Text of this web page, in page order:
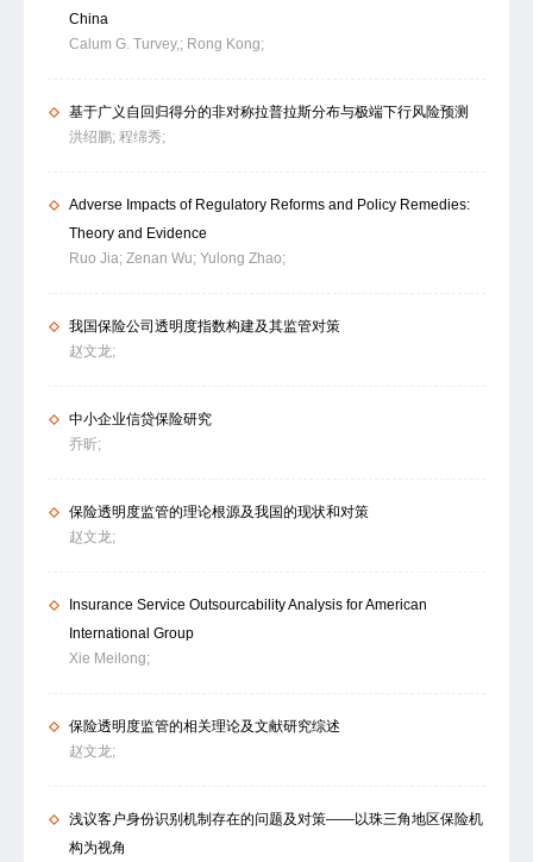
China
Calum G. Turvey,; Rong Kong;
基于广义自回归得分的非对称拉普拉斯分布与极端下行风险预测
洪绍鹏; 程绵秀;
Adverse Impacts of Regulatory Reforms and Policy Remedies:
Theory and Evidence
Ruo Jia; Zenan Wu; Yulong Zhao;
我国保险公司透明度指数构建及其监管对策
赵文龙;
中小企业信贷保险研究
乔昕;
保险透明度监管的理论根源及我国的现状和对策
赵文龙;
Insurance Service Outsourcability Analysis for American
International Group
Xie Meilong;
保险透明度监管的相关理论及文献研究综述
赵文龙;
浅议客户身份识别机制存在的问题及对策——以珠三角地区保险机
构为视角